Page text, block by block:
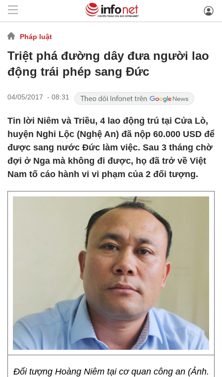
Pháp luật
Triệt phá đường dây đưa người lao
động trái phép sang Đức
04/05/2017 - 08:31
Tin lời Niêm và Triều, 4 lao động trú tại Cửa Lò,
huyện Nghi Lộc (Nghệ An) đã nộp 60.000 USD để
được sang nước Đức làm việc. Sau 3 tháng chờ
đợi ở Nga mà không đi được, họ đã trở về Việt
Nam tố cáo hành vi vi phạm của 2 đối tượng.
Đối tượng Hoàng Niêm tại cơ quan công an (Ảnh.